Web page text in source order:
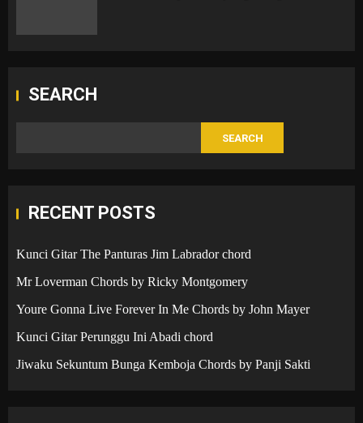
SEARCH
SEARCH
RECENT POSTS
Kunci Gitar The Panturas Jim Labrador chord
Mr Loverman Chords by Ricky Montgomery
Youre Gonna Live Forever In Me Chords by John Mayer
Kunci Gitar Perunggu Ini Abadi chord
Jiwaku Sekuntum Bunga Kemboja Chords by Panji Sakti